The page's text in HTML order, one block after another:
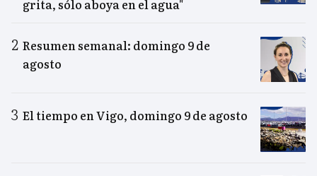
grita, sólo aboya en el agua"
Resumen semanal: domingo 9 de
agosto
El tiempo en Vigo, domingo 9 de agosto